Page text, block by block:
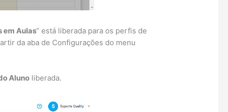
em Aulas” está liberada para os perfis de
da aba de Configurações do menu
Aluno liberada.